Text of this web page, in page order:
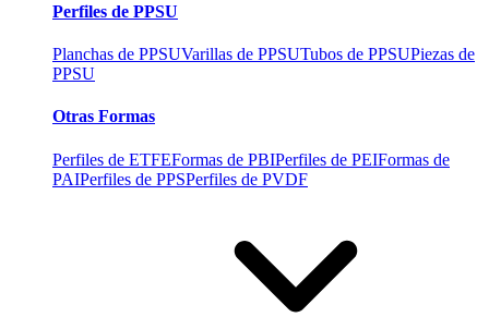
Perfiles de PPSU
Planchas de PPSUVarillas de PPSUTubos de PPSUPiezas de
PPSU
Otras Formas
Perfiles de ETFEFormas de PBIPerfiles de PEIFormas de
PAIPerfiles de PPSPerfiles de PVDF